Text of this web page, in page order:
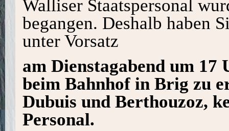
Walliser Staatspersonal
begangen. Deshalb haben
unter Vorsatz
am Dienstagabend um
beim Bahnhof in Brig zu
Dubuis und Berthouzoz,
Personal.